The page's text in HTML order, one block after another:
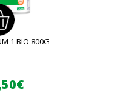
1 BIO 800G